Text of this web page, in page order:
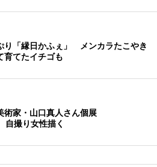
り「縁日かふぇ」 メンカラたこやき
育てたイチゴも
術家・山口真人さん個展
自撮り女性描く